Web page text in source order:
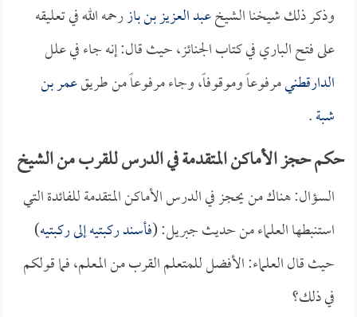
وذكر ذلك شيخنا الشيخعبد العزيز بن بازرحمه الله في تعليقه
على فتح الباري في كتاب الجنائز، حيث قال: إنه جاء في علل
الدارقطنيمرفوعاً وموقوفاً، وجاء مرفوعاً من طريقعمر بن
شبة.
حكم حجز الأماكن المتقدمة في الدرس للقرب من الشيخ
السؤال: هناك من يحجز في الدرس الأماكن المتقدمة للفائدة التي
استنبطها العلماء من حديث جبريل: (فأسند ركبتيه إلى ركبتيه)
حيث قال العلماء: الأفضل للمتعلم القرب من المعلم، فما قولكم
في ذلك؟